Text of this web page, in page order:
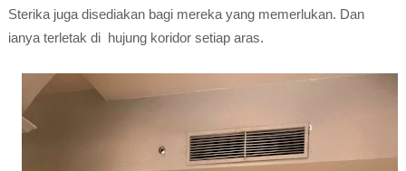
Sterika juga disediakan bagi mereka yang memerlukan. Dan
ianya terletak di hujung koridor setiap aras.